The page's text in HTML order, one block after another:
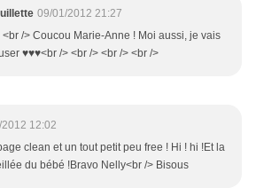
09/01/2012 21:27
<br /> Coucou Marie-Anne ! Moi aussi, je vais
♥♥♥<br /> <br /> <br /> <br />
12:02
clean et un tout petit peu free ! Hi ! hi !Et la
du bébé !Bravo Nelly<br /> Bisous